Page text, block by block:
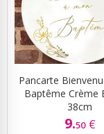
Pancarte
Baptême Crème
38cm
9.50 €